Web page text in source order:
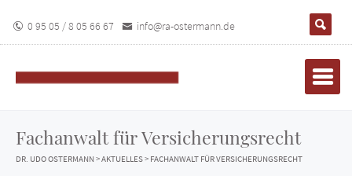
0 95 05 / 8 05 66 67 info@ra-ostermann.de
Fachanwalt für Versicherungsrecht
DR. UDO OSTERMANN >AKTUELLES> FACHANWALT FÜR VERSICHERUNGSRECHT